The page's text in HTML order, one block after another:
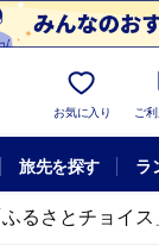
お気に入り ご
旅先を探す ラ
ふるさとチョイ